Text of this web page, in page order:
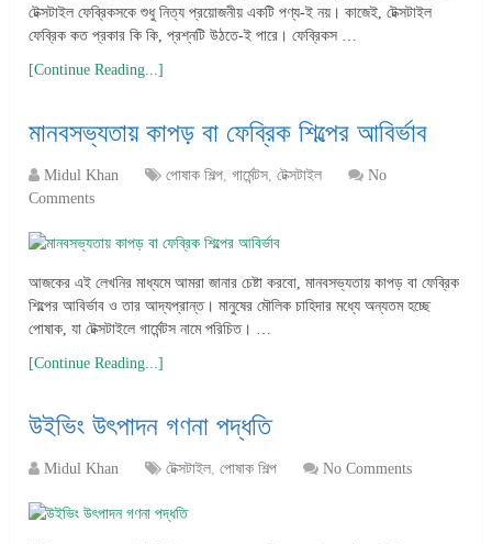
টেক্সটাইল ফেব্রিকসকে শুধু নিত্য প্রয়োজনীয় একটি পণ্য-ই নয়। কাজেই, টেক্সটাইল
ফেব্রিক কত প্রকার কি কি, প্রশ্নটি উঠতে-ই পারে। ফেব্রিকস …
[Continue Reading...]
মানবসভ্যতায় কাপড় বা ফেব্রিক শিল্পের আবির্ভাব
Midul Khan পোষাক শিল্প,গার্মেন্টস,টেক্সটাইল
No
Comments
আজকের এই লেখনির মাধ্যমে আমরা জানার চেষ্টা করবো, মানবসভ্যতায় কাপড় বা ফেব্রিক
শিল্পের আবির্ভাব ও তার আদ্যপ্রান্ত। মানুষের মৌলিক চাহিদার মধ্যে অন্যতম হচ্ছে
পোষাক, যা টেক্সটাইলে গার্মেন্টস নামে পরিচিত। …
[Continue Reading...]
উইভিং উৎপাদন গণনা পদ্ধতি
Midul Khan টেক্সটাইল,পোষাক শিল্প No Comments